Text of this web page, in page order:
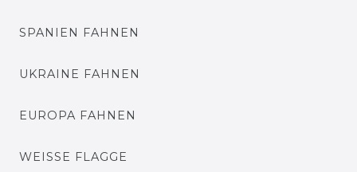
SPANIEN FAHNEN
UKRAINE FAHNEN
EUROPA FAHNEN
WEISSE FLAGGE